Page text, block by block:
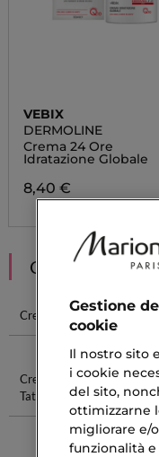
VEBIX
DERMOLINE
Crema 24 Ore
Idratazione Globale
8,40 €
CONSIGLIATI
Crema Solare
Crema
Ricci
Crema Per
Tatuaggio
Guerlain
Gestione
cookie
Il nostro sito
i cookie
del sito,
ottimizzarne
migliorare e/
funzionalità